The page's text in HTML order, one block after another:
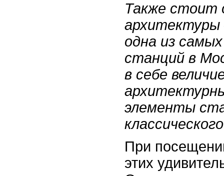
Также
одна из
станций в
в себе
элементы
При
этих